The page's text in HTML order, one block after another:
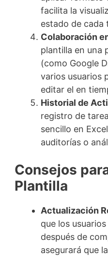
facilita la
estado de cada
Colaboración
plantilla en una
(como Google
varios usuarios
editar el en
Historial de
registro de
sencillo en
auditorías o
Consejos
Plantilla
Actualización
que los
después de
asegurará que